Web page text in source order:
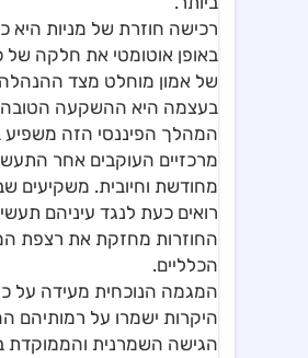
​רכישה חוזרת של מניות היא
באופן אוטומטי את חלקה של
של אמון מוחלט מצד
בעצמה היא ההשקעה הטובה
​המהלך הפיננסי הזה משפיע
מחודשת וחיובית. משקיעים
רואים כעת לנגד עיניהם
החוזרות מחזקת את רצפת
הכלליים.
​המגמה הנוכחית מעידה על
היקרות ישמרו על רמותיהם
הגישה השמרנית והממוקדת